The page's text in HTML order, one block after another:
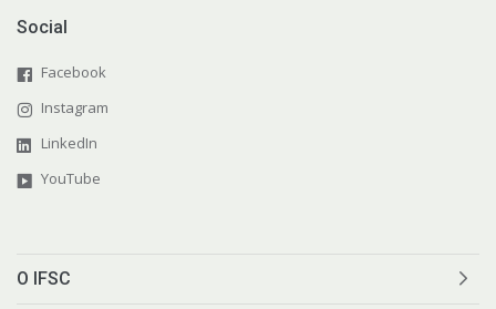
Social
Facebook
Instagram
LinkedIn
YouTube
O IFSC